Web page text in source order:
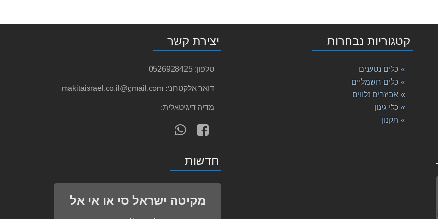
קטגוריות נבחרות
כלים נטענים
כלים חשמליים
אביזרים נלווים
כלי גינון
תקנון
יצירת קשר
טלפון: 0526928425
דואר אלקטרוני: makitaisrael.co.il@gmail.com
מדיה דיגיטאלית:
עקוב
אחרינו
facebookחדשות
מקיטה ישראל סי או אי אל